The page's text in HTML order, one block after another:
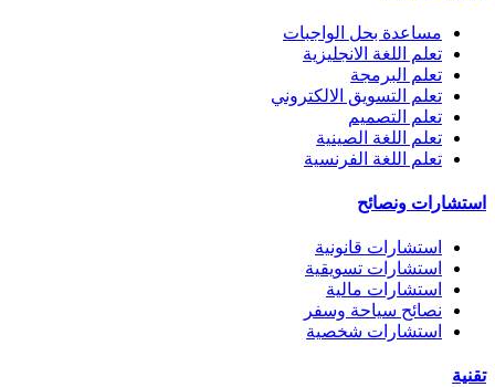
مساعدة بحل الواجبات
تعلم اللغة الانجليزية
تعلم البرمجة
تعلم التسويق الالكتروني
تعلم التصميم
تعلم اللغة الصينية
تعلم اللغة الفرنسية
استشارات ونصائح
استشارات قانونية
استشارات تسويقية
استشارات مالية
نصائح سياحة وسفر
استشارات شخصية
تقنية